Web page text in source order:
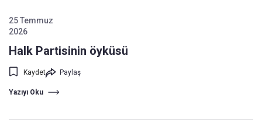
25 Temmuz
2026
Halk Partisinin öyküsü
Kaydet Paylaş
Yazıyı Oku